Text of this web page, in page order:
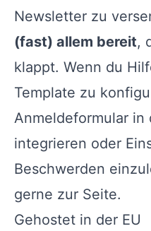
Newsletter zu
(fast) allem bereit,
klappt. Wenn du
Template zu
Anmeldeformular in
integrieren oder
Beschwerden
gerne zur Seite.
Gehostet in der EU